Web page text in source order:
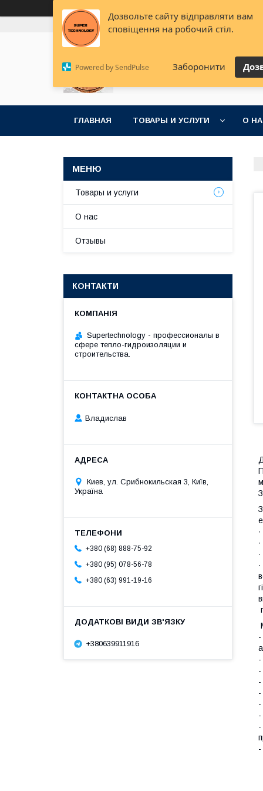
Дозвольте сайту відправляти вам
сповіщення на робочий стіл.
Powered by SendPulse Заборонити
+380 (68) 888-75-92 +380 (95) 078-56-78
Супер решения для супер
ГЛАВНАЯ ТОВАРЫ И УСЛУГИ О
-
-
-
-
-
-
-
-
-
Товары и услуги
О нас
Отзывы
КОНТАКТИ
Supertechnology - профессионалы в
сфере тепло-гидроизоляции и
строительства.
Владислав
Киев, ул. Срибнокильская 3, Київ,
Україна
+380 (68) 888-75-92
+380 (95) 078-56-78
+380 (63) 991-19-16
+380639911916